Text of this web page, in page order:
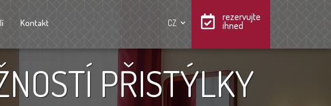
Kontakt CZ
rezervujte
ihned
PŘISTÝLKY